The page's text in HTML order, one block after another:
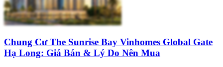
Chung Cư The Sunrise Bay Vinhomes Global Gate
Hạ Long: Giá Bán & Lý Do Nên Mua